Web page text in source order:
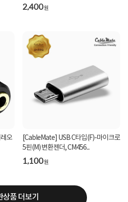
2,400원
오
[CableMate] USB C타입(F)-마이크로
5핀(M) 변환젠더, CM456...
1,100원
상품 더보기